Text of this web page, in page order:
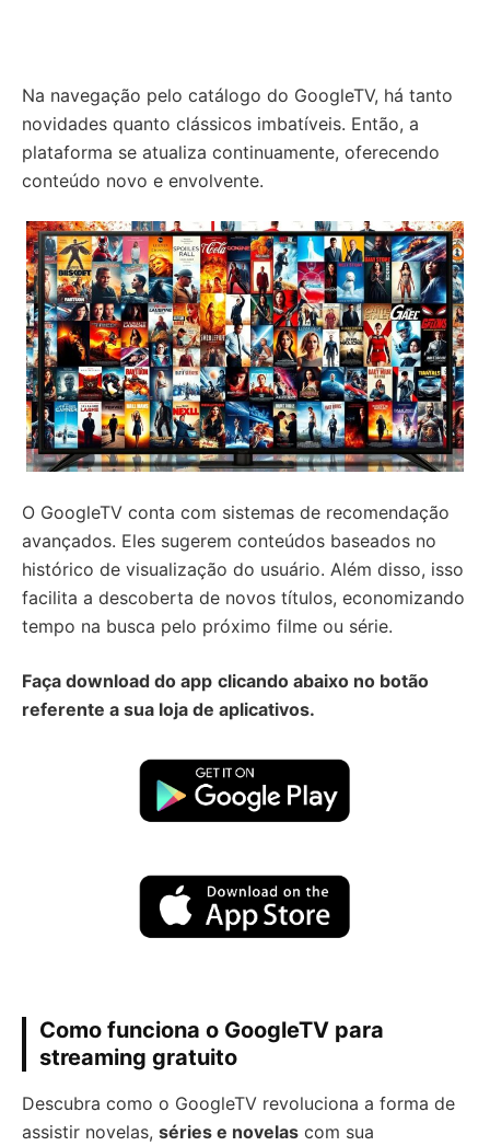
Na navegação pelo catálogo do GoogleTV, há tanto
novidades quanto clássicos imbatíveis. Então, a
plataforma se atualiza continuamente, oferecendo
conteúdo novo e envolvente.
O GoogleTV conta com sistemas de recomendação
avançados. Eles sugerem conteúdos baseados no
histórico de visualização do usuário. Além disso, isso
facilita a descoberta de novos títulos, economizando
tempo na busca pelo próximo filme ou série.
Faça download do app clicando abaixo no botão
referente a sua loja de aplicativos.
Como funciona o GoogleTV para
streaming gratuito
Descubra como o GoogleTV revoluciona a forma de
assistir novelas, séries e novelas com sua